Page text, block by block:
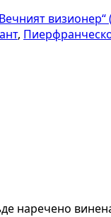
,
наречено